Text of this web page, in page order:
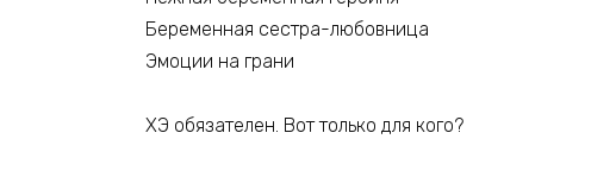
Беременная сестра-любовница
Эмоции на грани
ХЭ обязателен. Вот только для кого?